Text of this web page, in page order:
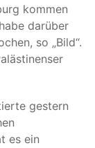
kommen
darüber
so „Bild“.
gestern
es ein